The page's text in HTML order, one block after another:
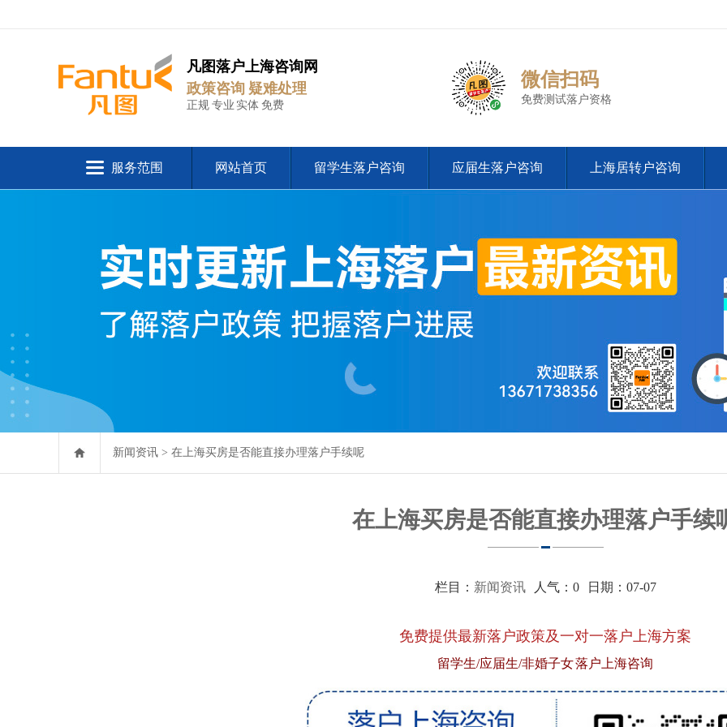
凡图落户上海咨询网
政策咨询 疑难处理
正规 专业 实体 免费
微信扫码
免费测试落户资格
服务范围 网站首页 留学生落户咨询 应届生落户咨询 上海居转户咨询
新闻资讯 > 在上海买房是否能直接办理落户手续呢
在上海买房是否能直接办理落户手续
栏目： 新闻资讯人气： 0日期：07-07
免费提供最新落户政策及一对一落户上海方案
留学生/应届生/非婚子女 落户上海咨询